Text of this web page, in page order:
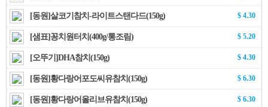
[동원]살코기참치-라이트스탠다드(150g) $ 4.30
[샘표]꽁치원터치(400g/통조림) $ 5.20
[오뚜기]DHA참치(150g) $ 4.30
[동원]황다랑어포도씨유참치(150g) $ 6.30
[동원]황다랑어올리브유참치(150g) $ 6.30